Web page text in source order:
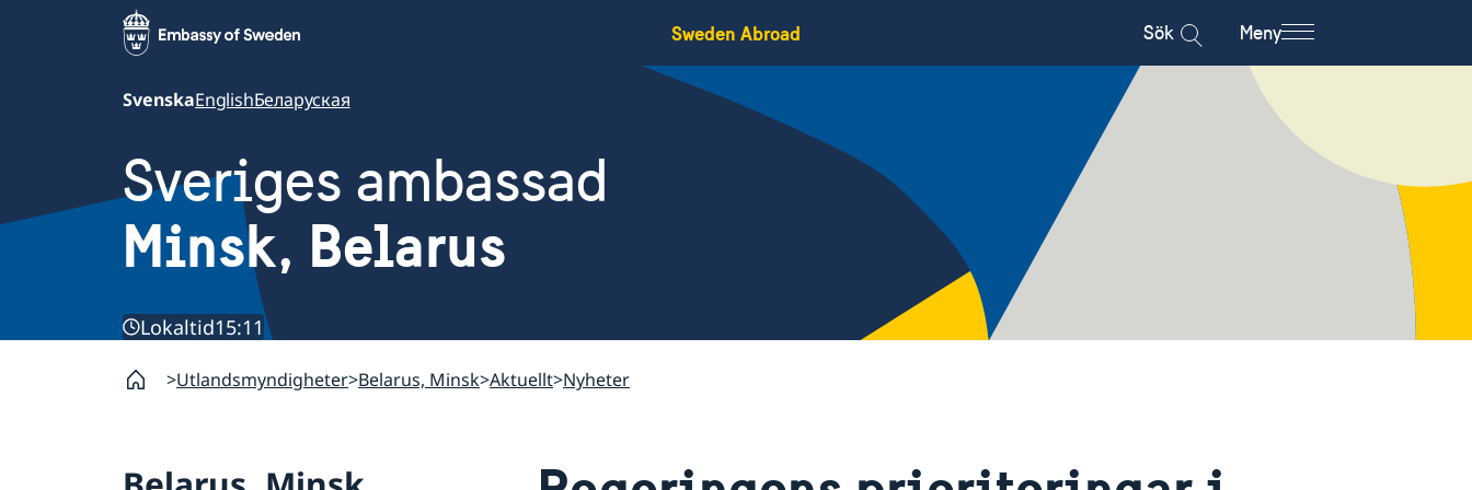
Sweden Abroad Sök Meny
SvenskaEnglishБеларуская
Sveriges ambassad
Minsk, Belarus
Lokaltid15:11
Utlandsmyndigheter Belarus, Minsk Aktuellt Nyheter